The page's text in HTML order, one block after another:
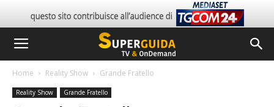
Home Reality Show Grande Fratello
Reality Show Grande Fratello